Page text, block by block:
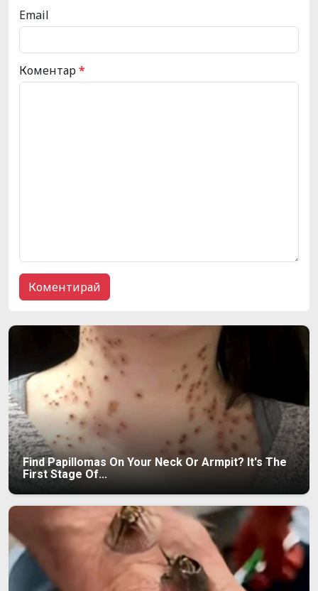
Email
Коментар*
Find Papillomas On Your Neck Or Armpit? It's The
First Stage Of...